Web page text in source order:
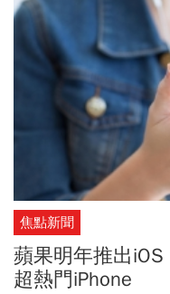
焦點新聞
蘋果明年推出iOS
超熱門iPhone